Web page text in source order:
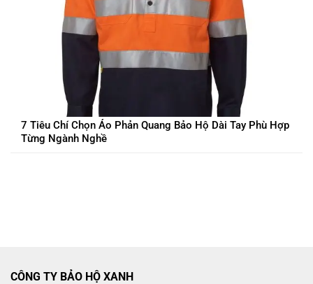
7 Tiêu Chí Chọn Áo Phản Quang Bảo Hộ Dài Tay Phù Hợp
Từng Ngành Nghề
CÔNG TY BẢO HỘ XANH